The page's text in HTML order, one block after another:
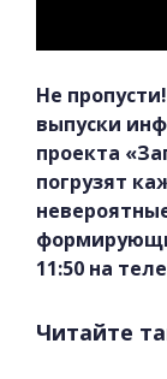
Не
выпуски
проекта
погрузят
11:50 на
Читайте